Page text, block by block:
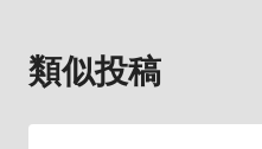
ー
類似投稿